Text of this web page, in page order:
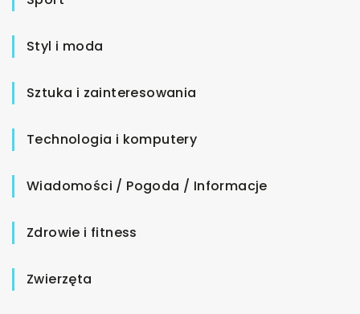
Styl i moda
Sztuka i zainteresowania
Technologia i komputery
Wiadomości / Pogoda / Informacje
Zdrowie i fitness
Zwierzęta